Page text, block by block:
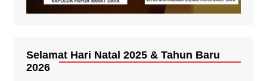
Selamat Hari Natal 2025 & Tahun Baru
2026